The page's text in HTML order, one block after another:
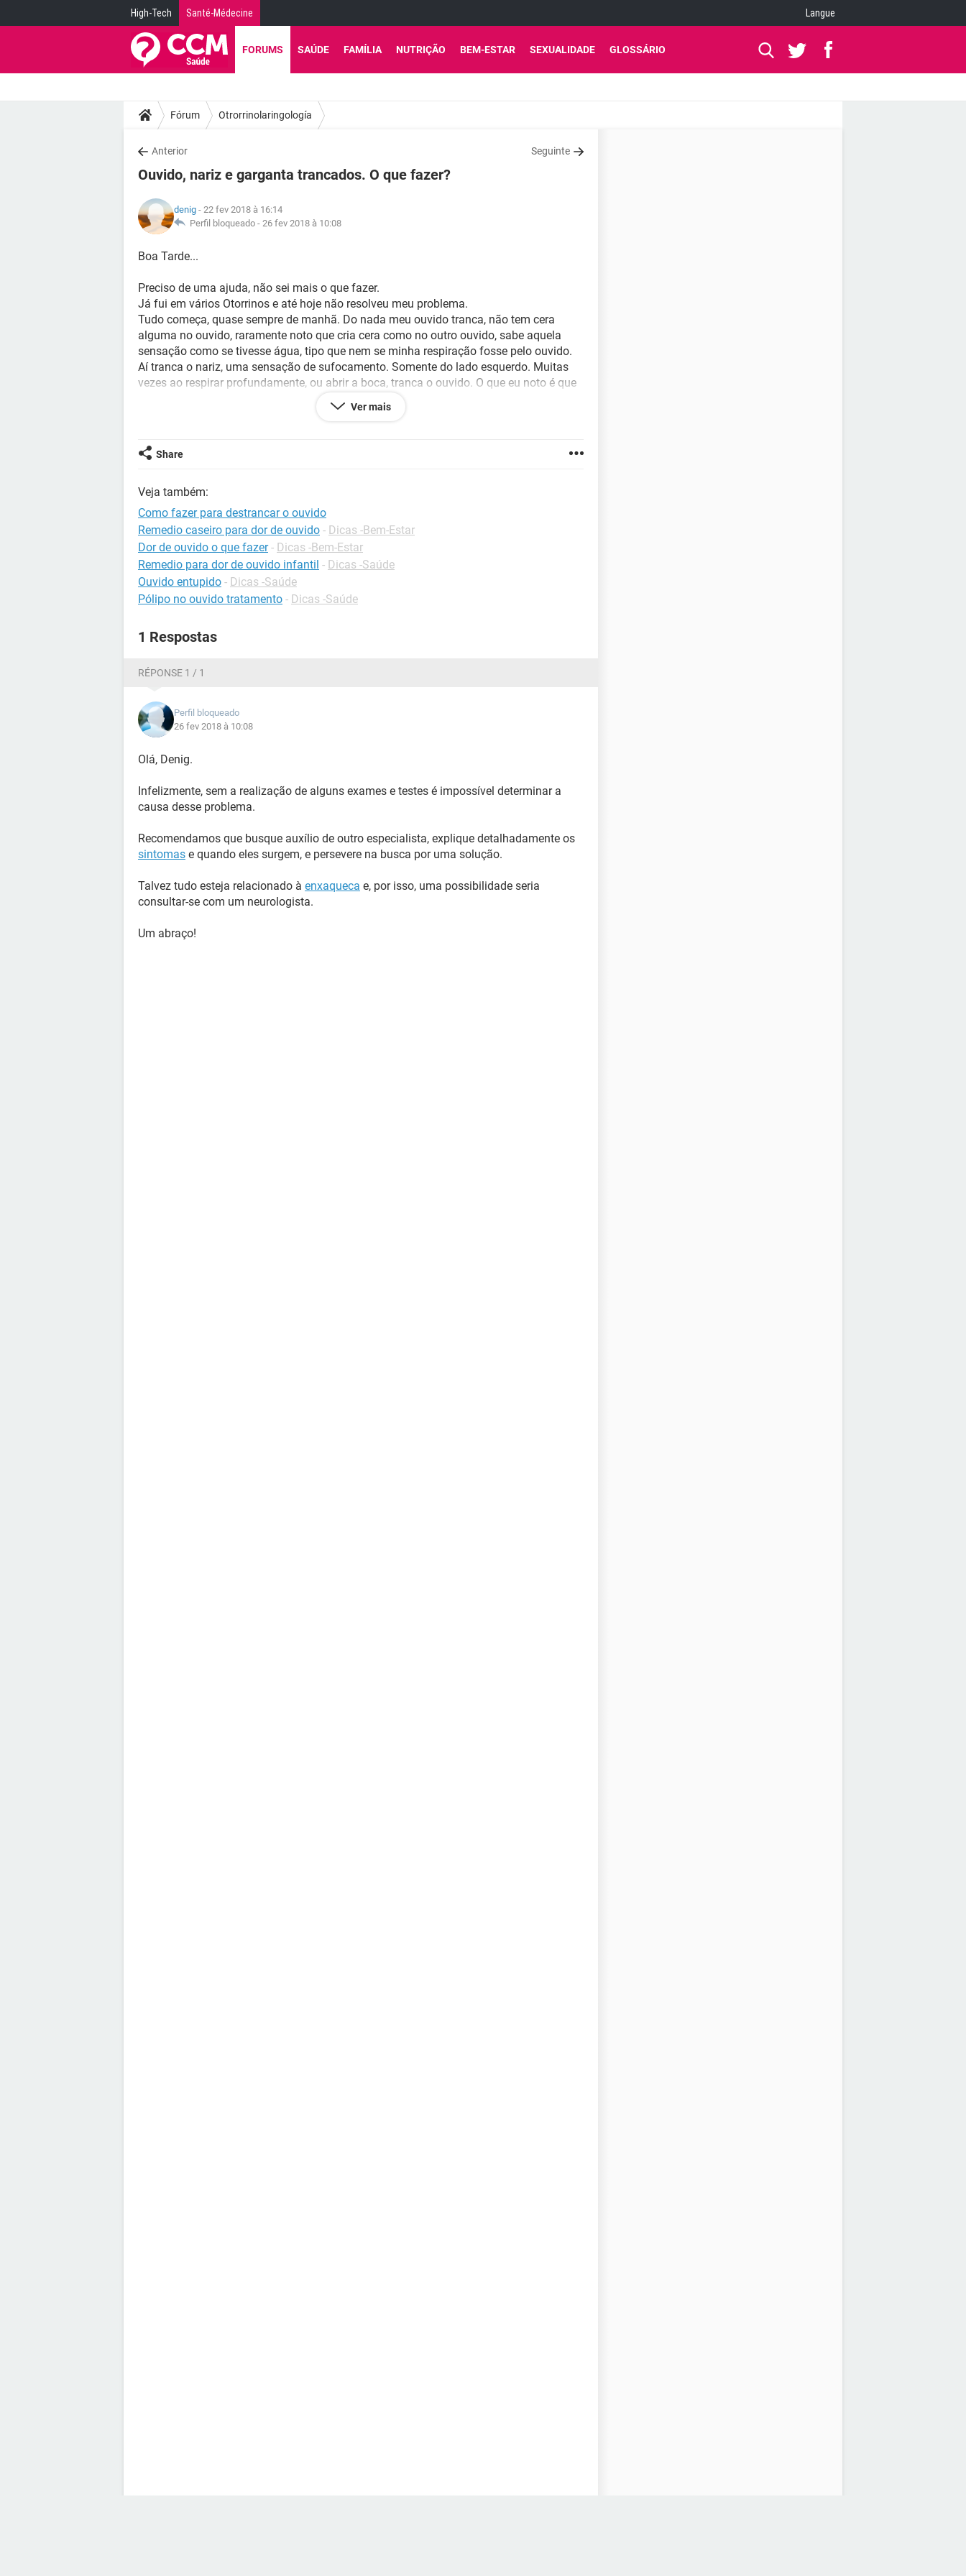
High-Tech Santé-Médecine Langue
FORUMS SAÚDE FAMÍLIA NUTRIÇÃO BEM-ESTAR SEXUALIDADE GLOSSÁRIO
Fórum Otrorrinolaringología
Anterior Seguinte
Ouvido, nariz e garganta trancados. O que fazer?
denig - 22 fev 2018 à 16:14
Perfil bloqueado - 26 fev 2018 à 10:08
Boa Tarde...
Preciso de uma ajuda, não sei mais o que fazer.
Já fui em vários Otorrinos e até hoje não resolveu meu problema.
Tudo começa, quase sempre de manhã. Do nada meu ouvido tranca, não tem cera
alguma no ouvido, raramente noto que cria cera como no outro ouvido, sabe aquela
sensação como se tivesse água, tipo que nem se minha respiração fosse pelo ouvido.
Aí tranca o nariz, uma sensação de sufocamento. Somente do lado esquerdo. Muitas
vezes ao respirar profundamente, ou abrir a boca, tranca o ouvido. O que eu noto é que
disse que eu não solto o catarro como deveria, me receito uma medicação, resolveu por
serve para alguma coisa, eu tenho crises de enxaquecas terríveis.
E para voltar ao normal, só deitando, aí destranca ouvido e nariz, volta ao normal.
Ver mais
Share
Veja também:
Como fazer para destrancar o ouvido
Remedio caseiro para dor de ouvido - Dicas -Bem-Estar
Dor de ouvido o que fazer - Dicas -Bem-Estar
Remedio para dor de ouvido infantil - Dicas -Saúde
Ouvido entupido - Dicas -Saúde
Pólipo no ouvido tratamento - Dicas -Saúde
1 Respostas
RÉPONSE 1 / 1
Perfil bloqueado
26 fev 2018 à 10:08
Olá, Denig.
Infelizmente, sem a realização de alguns exames e testes é impossível determinar a
causa desse problema.
Recomendamos que busque auxílio de outro especialista, explique detalhadamente os
sintomas e quando eles surgem, e persevere na busca por uma solução.
Talvez tudo esteja relacionado à enxaqueca e, por isso, uma possibilidade seria
consultar-se com um neurologista.
Um abraço!